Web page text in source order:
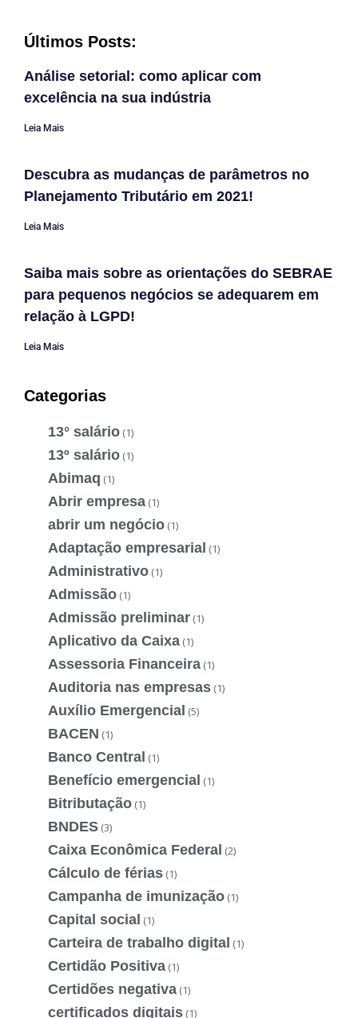
Últimos Posts:
Análise setorial: como aplicar com
excelência na sua indústria
Leia Mais
Descubra as mudanças de parâmetros no
Planejamento Tributário em 2021!
Leia Mais
Saiba mais sobre as orientações do SEBRAE
para pequenos negócios se adequarem em
relação à LGPD!
Leia Mais
Categorias
13° salário (1)
13º salário (1)
Abimaq (1)
Abrir empresa (1)
abrir um negócio (1)
Adaptação empresarial (1)
Administrativo (1)
Admissão (1)
Admissão preliminar (1)
Aplicativo da Caixa (1)
Assessoria Financeira (1)
Auditoria nas empresas (1)
Auxílio Emergencial (5)
BACEN (1)
Banco Central (1)
Benefício emergencial (1)
Bitributação (1)
BNDES (3)
Caixa Econômica Federal (2)
Cálculo de férias (1)
Campanha de imunização (1)
Capital social (1)
Carteira de trabalho digital (1)
Certidão Positiva (1)
Certidões negativa (1)
certificados digitais (1)